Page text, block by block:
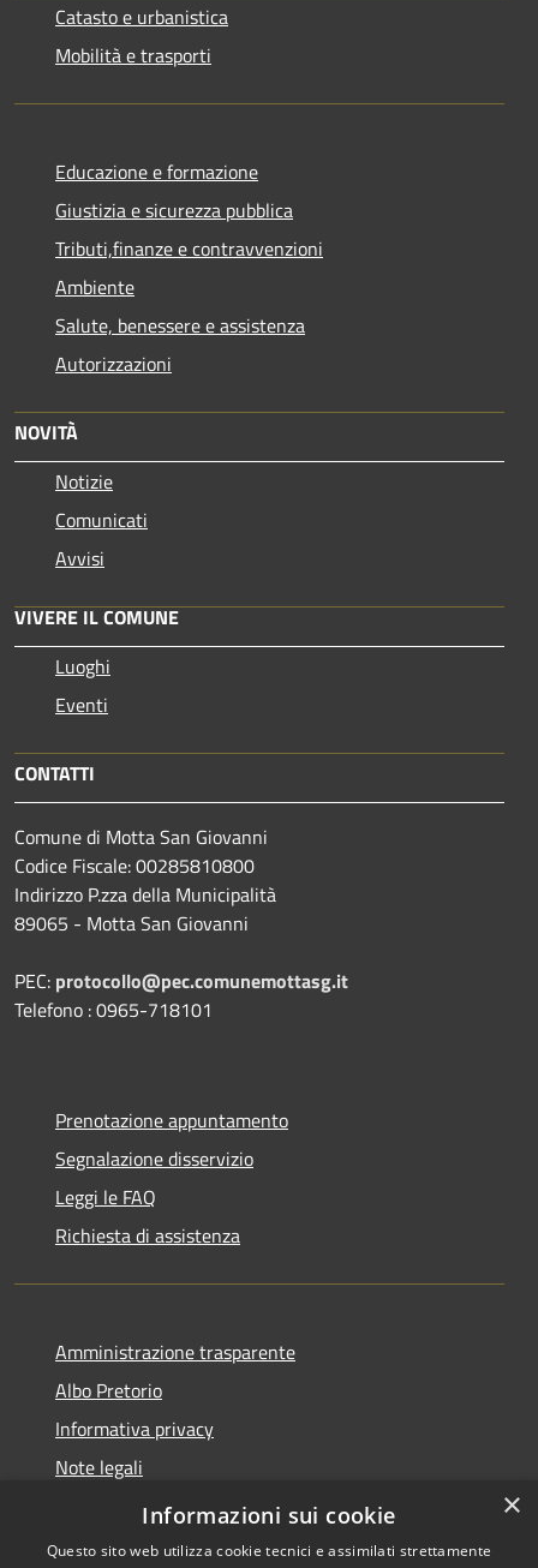
Catasto e urbanistica
Mobilità e trasporti
Educazione e formazione
Giustizia e sicurezza pubblica
Tributi,finanze e contravvenzioni
Ambiente
Salute, benessere e assistenza
Autorizzazioni
NOVITÀ
Notizie
Comunicati
Avvisi
VIVERE IL COMUNE
Luoghi
Eventi
CONTATTI
Comune di Motta San Giovanni
Codice Fiscale: 00285810800
Indirizzo P.zza della Municipalità
89065 - Motta San Giovanni
PEC: protocollo@pec.comunemottasg.it
Telefono : 0965-718101
Prenotazione appuntamento
Segnalazione disservizio
Leggi le FAQ
Richiesta di assistenza
Amministrazione trasparente
Albo Pretorio
Informativa privacy
Note legali
Dichiarazione di accessibilità
×
Informazioni sui cookie
Questo sito web utilizza cookie tecnici e assimilati strettamente